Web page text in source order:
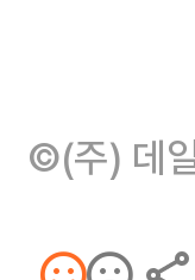
©(주) 데